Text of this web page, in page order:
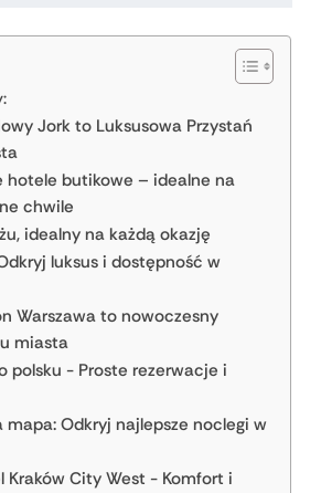
Jork to Luksusowa Przystań
hotele butikowe – idealne na
chwile
idealny na każdą okazję
luksus i dostępność w
Warszawa to nowoczesny
miasta
polsku - Proste rezerwacje i
mapa: Odkryj najlepsze noclegi w
Kraków City West - Komfort i